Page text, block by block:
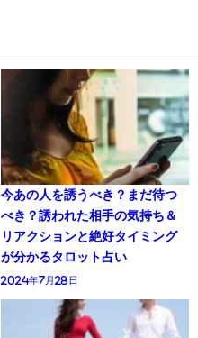
今あの人を誘うべき？まだ待つ
べき？誘われた相手の気持ち＆
リアクションと絶好タイミング
が分かるタロット占い
2024年7月28日